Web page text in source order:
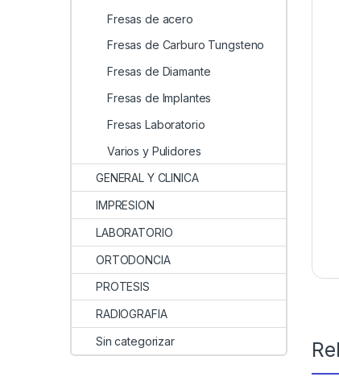
Fresas de acero
Fresas de Carburo Tungsteno
Fresas de Diamante
Fresas de Implantes
Fresas Laboratorio
Varios y Pulidores
GENERAL Y CLINICA
IMPRESION
LABORATORIO
ORTODONCIA
PROTESIS
RADIOGRAFIA
Sin categorizar